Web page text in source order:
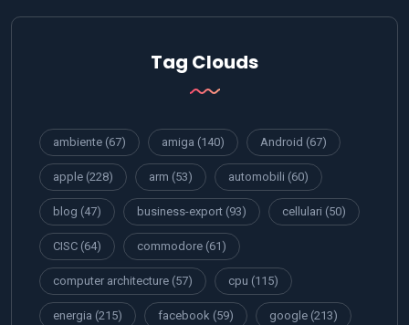
Tag Clouds
ambiente (67) amiga (140) Android (67)
apple (228) arm (53) automobili (60)
blog (47) business-export (93) cellulari (50)
CISC (64) commodore (61)
computer architecture (57) cpu (115)
energia (215) facebook (59) google (213)